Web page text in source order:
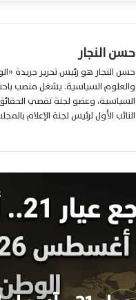
حسن النجار
حسن النجار هو رئيس تحرير جريدة
والعلوم السياسية. يشغل منصب
السياسية، وعضو لجنة تقصي
النائب الأول لرئيس لجنة الإعلام